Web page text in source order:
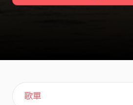
主頁
歌單
喜歡
關於